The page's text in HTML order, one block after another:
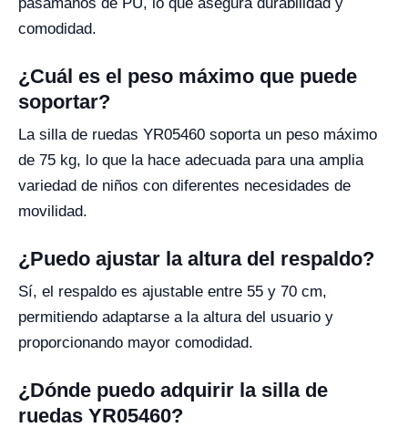
comodidad.
¿Cuál es el peso máximo que puede
soportar?
La silla de ruedas YR05460 soporta un peso máximo
de 75 kg, lo que la hace adecuada para una amplia
variedad de niños con diferentes necesidades de
movilidad.
¿Puedo ajustar la altura del respaldo?
Sí, el respaldo es ajustable entre 55 y 70 cm,
permitiendo adaptarse a la altura del usuario y
proporcionando mayor comodidad.
¿Dónde puedo adquirir la silla de
ruedas YR05460?